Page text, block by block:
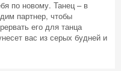
по новому. Танец – в
партнер, чтобы
его для танца
вас из серых будней и